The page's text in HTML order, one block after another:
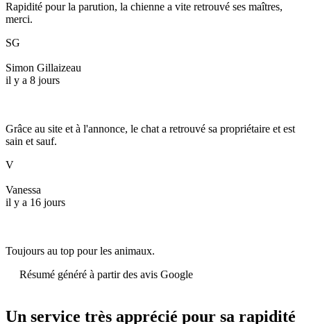
Rapidité pour la parution, la chienne a vite retrouvé ses maîtres,
merci.
SG
Simon Gillaizeau
il y a 8 jours
Grâce au site et à l'annonce, le chat a retrouvé sa propriétaire et est
sain et sauf.
V
Vanessa
il y a 16 jours
Toujours au top pour les animaux.
Résumé généré à partir des avis Google
Un service très apprécié pour sa rapidité